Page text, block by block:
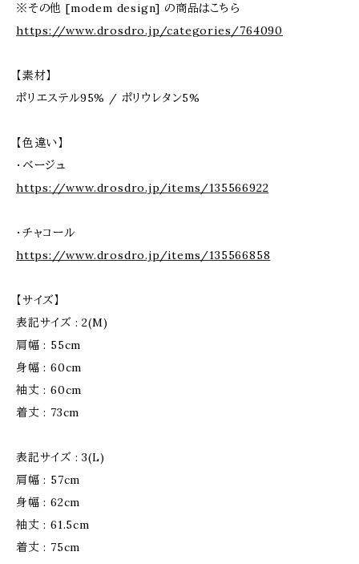
※その他 [modem design] の商品はこちら
https://www.drosdro.jp/categories/764090
【素材】
ポリエステル95% / ポリウレタン5%
【色違い】
・ベージュ
https://www.drosdro.jp/items/135566922
・チャコール
https://www.drosdro.jp/items/135566858
【サイズ】
表記サイズ : 2(M)
肩幅 : 55cm
身幅 : 60cm
袖丈 : 60cm
着丈 : 73cm
表記サイズ : 3(L)
肩幅 : 57cm
身幅 : 62cm
袖丈 : 61.5cm
着丈 : 75cm